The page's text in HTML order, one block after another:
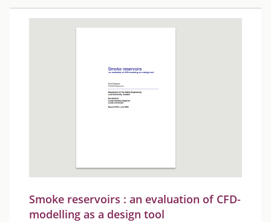
Smoke reservoirs : an evaluation of CFD-
modelling as a design tool